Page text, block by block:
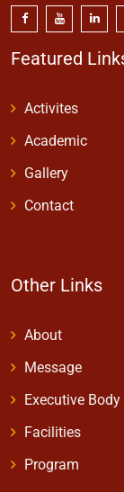
Featured
Activites
Academic
Gallery
Contact
Other Links
About
Message
Executive Body
Facilities
Program